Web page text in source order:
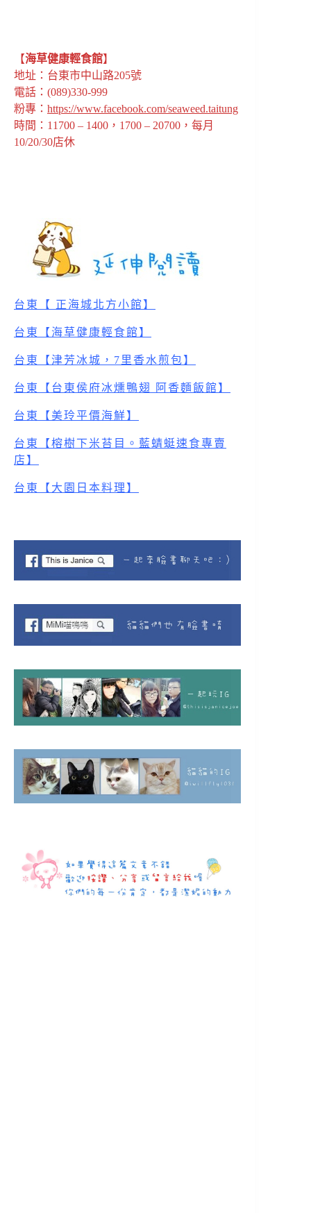
【海草健康輕食館】
地址：台東市中山路205號
電話：(089)330-999
粉專： https://www.facebook.com/seaweed.taitung
時間：11700 – 1400，1700 – 20700，每月
10/20/30店休
台東【 正海城北方小館】
台東【海草健康輕食館 】
台東【津芳冰城，7里香水煎包】
台東【台東侯府冰燻鴨翅 阿香麵飯館】
台東【美玲平價海鮮】
台東【榕樹下米苔目。藍蜻蜓速食專賣
店】
台東【大園日本料理】